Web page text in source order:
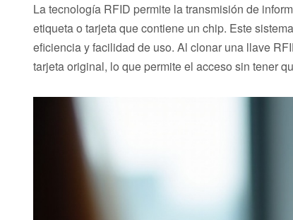
La tecnología RFID permite la transmisión de
etiqueta o tarjeta que contiene un chip. Este
eficiencia y facilidad de uso. Al clonar una llave
tarjeta original, lo que permite el acceso sin tener